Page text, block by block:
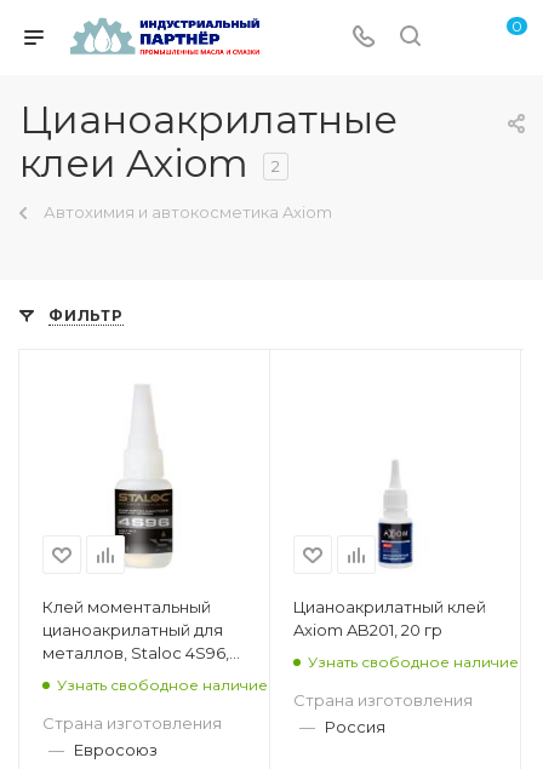
0
Цианоакрилатные
клеи Axiom
2
Автохимия и автокосметика Axiom
ФИЛЬТР
Клей моментальный
цианоакрилатный для
металлов, Staloc 4S96,
Узнать свободное наличие
Страна изготовления
— Евросоюз
Цианоакрилатный клей
Axiom AB201, 20 гр
Узнать свободное наличие
Страна изготовления
— Россия